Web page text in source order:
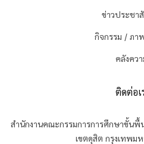
ข่าวประชา
กิจกรรม / ภา
คลังคว
ติดต่อเ
สำนักงานคณะกรรมการการศึกษาขั้น
เขตดุสิต กรุงเทพม